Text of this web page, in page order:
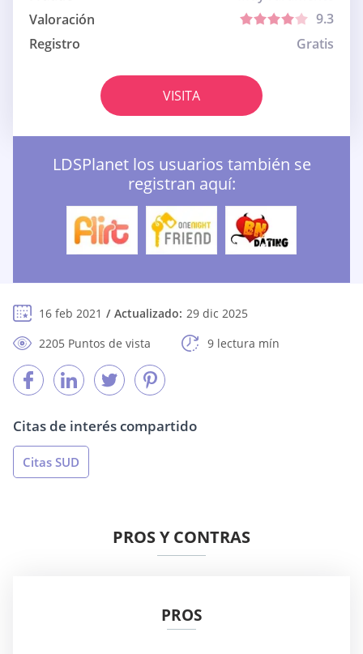
Valoración
9.3
Registro
Gratis
VISITA
LDSPlanet los usuarios también se
registran aquí:
16 feb 2021 Actualizado: 29 dic 2025
2205 Puntos de vista
9 lectura mín
Citas de interés compartido
Citas SUD
PROS Y CONTRAS
PROS